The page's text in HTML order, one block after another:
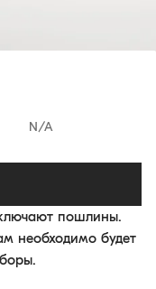
N/A
пошлины.
необходимо будет